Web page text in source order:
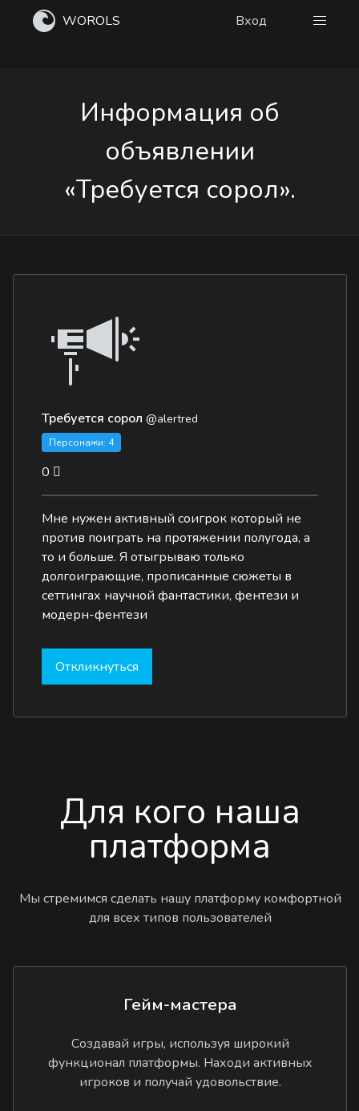
WOROLS Вход
Информация об
объявлении
«Требуется сорол».
Требуется сорол @alertred
Персонажи: 4
0
Мне нужен активный соигрок который не
против поиграть на протяжении полугода, а
то и больше. Я отыгрываю только
долгоиграющие, прописанные сюжеты в
сеттингах научной фантастики, фентези и
модерн-фентези
Откликнуться
Для кого наша
платформа
Мы стремимся сделать нашу платформу комфортной
для всех типов пользователей
Гейм-мастера
Создавай игры, используя широкий
функционал платформы. Находи активных
игроков и получай удовольствие.